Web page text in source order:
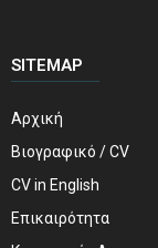
SITEMAP
Αρχική
Βιογραφικό / CV
CV in English
Επικαιρότητα